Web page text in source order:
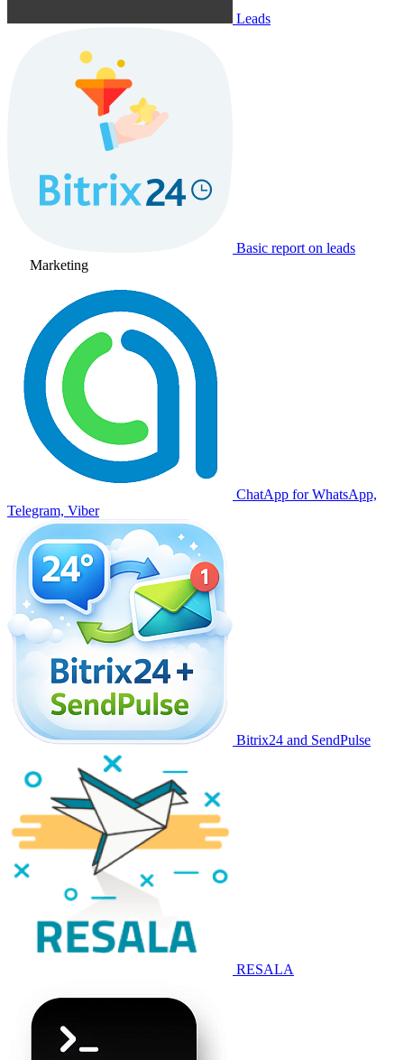
Leads
Basic report on leads
Marketing
ChatApp for WhatsApp,
Telegram, Viber
Bitrix24 and SendPulse
RESALA